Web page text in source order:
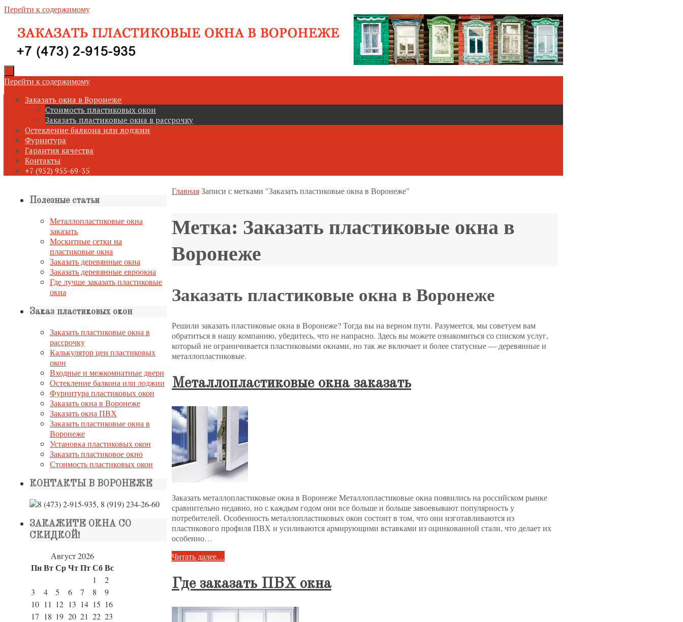
Перейти к содержимому
Перейти к содержимому
Заказать окна в Воронеже
Стоимость пластиковых окон
Заказать пластиковые окна в рассрочку
Остекление балкона или лоджии
Фурнитура
Гарантия качества
Контакты
+7 (952) 955-69-35
ГлавнаяЗаписи с метками "Заказать пластиковые окна в Воронеже"
Метка: Заказать пластиковые окна в
Воронеже
Заказать пластиковые окна в Воронеже
Решили заказать пластиковые окна в Воронеже? Тогда вы на верном пути. Разумеется, мы советуем вам
обратиться в нашу компанию, убедитесь, что не напрасно. Здесь вы можете ознакомиться со списком услуг,
который не ограничивается пластиковыми окнами, но так же включает и более статусные — деревянные и
металлопластиковые.
Металлопластиковые окна заказать
Заказать металлопластиковые окна в Воронеже Металлопластиковые окна появились на российском рынке
сравнительно недавно, но с каждым годом они все больше и больше завоевывают популярность у
потребителей. Особенность металлопластиковых окон состоит в том, что они изготавливаются из
пластикового профиля ПВХ и усиливаются армирующими вставками из оцинкованной стали, что делает их
особенно…
Читать далее…
Где заказать ПВХ окна
Полезные статьи
Металлопластиковые окна
заказать
Москитные сетки на
пластиковые окна
Заказать деревянные окна
Заказать деревянные евроокна
Где лучше заказать пластиковые
окна
Заказ пластиковых окон
Заказать пластиковые окна в
рассрочку
Калькулятор цен пластиковых
окон
Входные и межкомнатные двери
Остекление балкона или лоджии
Фурнитура пластиковых окон
Заказать окна в Воронеже
Заказать окна ПВХ
Заказать пластиковые окна в
Воронеже
Установка пластиковых окон
Заказать пластиковое окно
Стоимость пластиковых окон
КОНТАКТЫ В ВОРОНЕЖЕ
ЗАКАЖИТЕ ОКНА СО
СКИДКОЙ!
Август 2026
ПнВтСрЧтПтСбВс
1
2
3
4 5 6 7 8
9
10 11 12 13 14 15 16
17 18 19 20 21 22 23